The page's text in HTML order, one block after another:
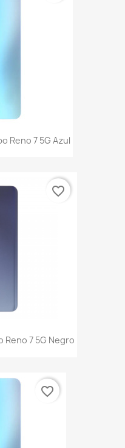
Reno 7 5G Azul
Reno 7 5G Negro
favorite_border
favorite_border